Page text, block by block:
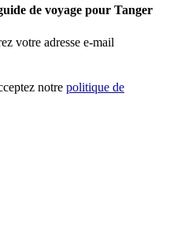
de voyage pour Tanger
votre adresse e-mail
notre politique de